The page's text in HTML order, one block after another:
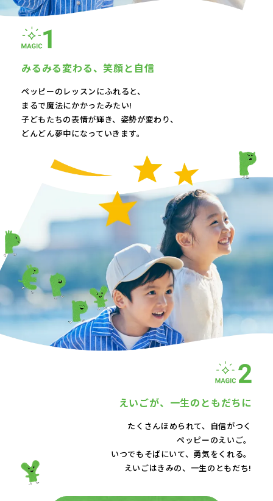
みるみる変わる、笑顔と自信
ペッピーのレッスンにふれると、
まるで魔法にかかったみたい!
子どもたちの表情が輝き、 姿勢が変わり、
どんどん夢中になっていきます。
えいごが、 一生のともだちに
たくさんほめられて、自信がつく
ペッピーのえいご。
いつでもそばにいて、 勇気をくれる。
えいごはきみの、一生のともだち!